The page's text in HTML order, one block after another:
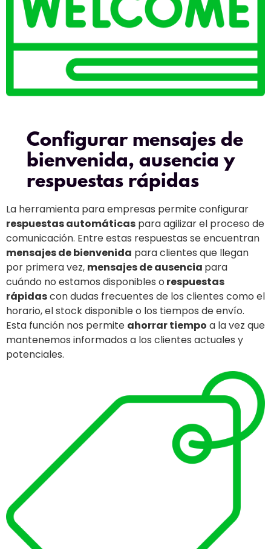
Configurar mensajes de
bienvenida, ausencia y
respuestas rápidas
La herramienta para empresas permite configurar
respuestas automáticas para agilizar el proceso de
comunicación. Entre estas respuestas se encuentran
mensajes de bienvenida para clientes que llegan
por primera vez, mensajes de ausencia para
cuándo no estamos disponibles o respuestas
rápidascon dudas frecuentes de los clientes como el
horario, el stock disponible o los tiempos de envío.
Esta función nos permite ahorrar tiempo a la vez que
mantenemos informados a los clientes actuales y
potenciales.